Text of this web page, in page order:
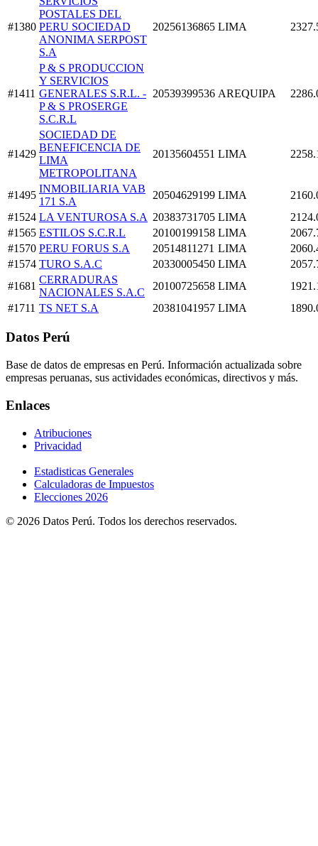
#1380
POSTALES DEL
PERU SOCIEDAD
ANONIMA SERPOST
S.A
20256136865 LIMA
#1411
P & S PRODUCCION
Y SERVICIOS
GENERALES S.R.L. -
P & S PROSERGE
S.C.R.L
20539399536 AREQUIPA
#1429
SOCIEDAD DE
BENEFICENCIA DE
LIMA
METROPOLITANA
20135604551 LIMA
#1495
INMOBILIARIA VAB
171 S.A
20504629199 LIMA
#1524 LA VENTUROSA S.A 20383731705 LIMA
#1565 ESTILOS S.C.R.L 20100199158 LIMA
#1570 PERU FORUS S.A 20514811271 LIMA
#1574 TURO S.A.C 20330005450 LIMA
#1681
CERRADURAS
NACIONALES S.A.C
20100725658 LIMA
#1711 TS NET S.A 20381041957 LIMA
Datos Perú
Base de datos de empresas en Perú. Información actualizada sobre
empresas peruanas, sus actividades económicas, directivos y más.
Enlaces
Atribuciones
Privacidad
Estadisticas Generales
Calculadoras de Impuestos
Elecciones 2026
© 2026 Datos Perú. Todos los derechos reservados.